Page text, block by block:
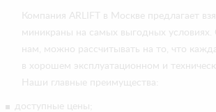
Компания ARLIFT в Москве предлагает
миникраны на самых выгодных условиях.
нам, можно рассчитывать на то, что
в хорошем эксплуатационном и
Наши главные преимущества:
доступные цены;